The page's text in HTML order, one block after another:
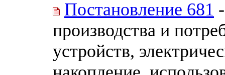
Постановление 681
производства и
устройств,